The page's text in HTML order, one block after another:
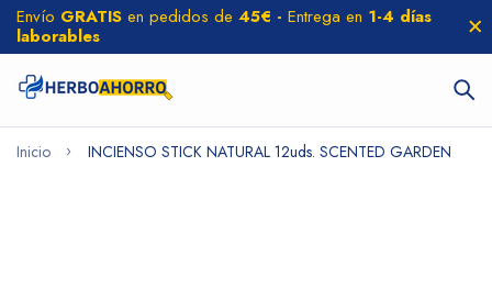
Envío GRATIS en pedidos de 45€ - Entrega en 1-4 días
laborables
Inicio INCIENSO STICK NATURAL 12uds. SCENTED GARDEN